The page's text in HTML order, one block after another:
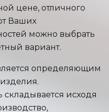
цене, отличного
Ваших
можно выбрать
вариант.
определяющим
складывается исходя